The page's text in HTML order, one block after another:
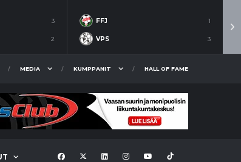
3
2
FFJ 1
VPS 3
MEDIA KUMPPANIT HALL OF FAME